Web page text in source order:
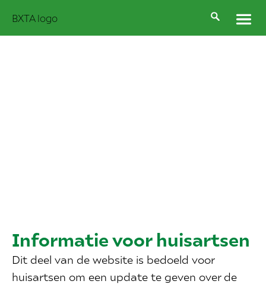
Informatie voor huisartsen
Dit deel van de website is bedoeld voor
huisartsen om een update te geven over de